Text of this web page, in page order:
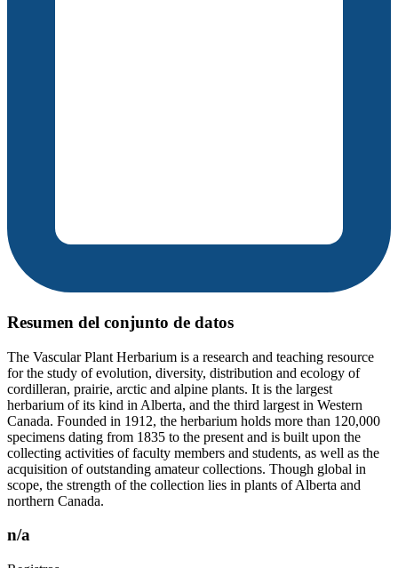
Resumen del conjunto de datos
The Vascular Plant Herbarium is a research and teaching resource
for the study of evolution, diversity, distribution and ecology of
cordilleran, prairie, arctic and alpine plants. It is the largest
herbarium of its kind in Alberta, and the third largest in Western
Canada. Founded in 1912, the herbarium holds more than 120,000
specimens dating from 1835 to the present and is built upon the
collecting activities of faculty members and students, as well as the
acquisition of outstanding amateur collections. Though global in
scope, the strength of the collection lies in plants of Alberta and
northern Canada.
n/a